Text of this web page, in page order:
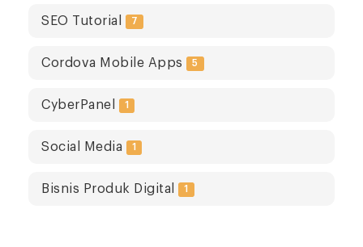
SEO Tutorial 7
Cordova Mobile Apps 5
CyberPanel 1
Social Media 1
Bisnis Produk Digital 1